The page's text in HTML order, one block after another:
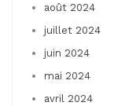
août 2024
juillet 2024
juin 2024
mai 2024
avril 2024